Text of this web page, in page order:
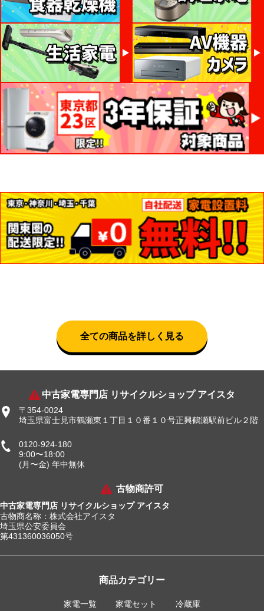
全ての商品を詳しく見る
中古家電専門店 リサイクルショップ アイスタ
〒354-0024
埼玉県富士見市鶴瀬東１丁目１０番１０号正興鶴瀬駅前ビル２階
0120-924-180
9:00〜18:00
(月〜金) 年中無休
古物商許可
中古家電専門店 リサイクルショップ アイスタ
古物商名称：株式会社アイスタ
埼玉県公安委員会
第431360036050号
商品カテゴリー
家電一覧 家電セット
冷蔵庫